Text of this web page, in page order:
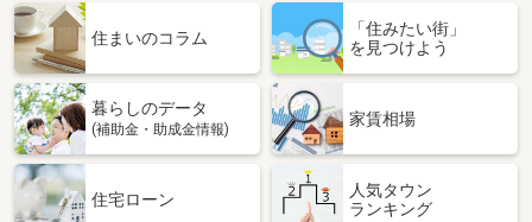
価 格
6.50万円
福島県郡山市富久山町久保田字古坦
専有面積 43.24m²
間取り
福島県二本松市成田町１丁目
住まいのコラム
「住みたい街」
を見つけよう
暮らしのデータ
(補助金・助成金情報)
家賃相場
住宅ローン
人気タウン
ランキング